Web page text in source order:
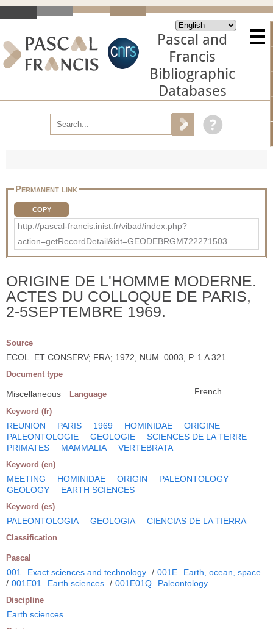
Pascal and
Francis
Bibliographic
Databases
Permanent link
COPY
http://pascal-francis.inist.fr/vibad/index.php?
action=getRecordDetail&idt=GEODEBRGM722271503
ORIGINE DE L'HOMME MODERNE.
ACTES DU COLLOQUE DE PARIS,
2-5SEPTEMBRE 1969.
Source
ECOL. ET CONSERV; FRA; 1972, NUM. 0003, P. 1 A 321
Document type
Miscellaneous Language French
Keyword (fr)
REUNION PARIS 1969 HOMINIDAE
ORIGINE
PALEONTOLOGIE
GEOLOGIE
SCIENCES DE LA TERRE
PRIMATES
MAMMALIA VERTEBRATA
Keyword (en)
MEETING HOMINIDAE ORIGIN
PALEONTOLOGY
GEOLOGY
EARTH SCIENCES
Keyword (es)
PALEONTOLOGIA GEOLOGIA CIENCIAS DE LA TIERRA
Classification
Pascal
001 Exact sciences and technology / 001E
Earth, ocean, space
/ 001E01 Earth sciences / 001E01Q Paleontology
Discipline
Earth sciences